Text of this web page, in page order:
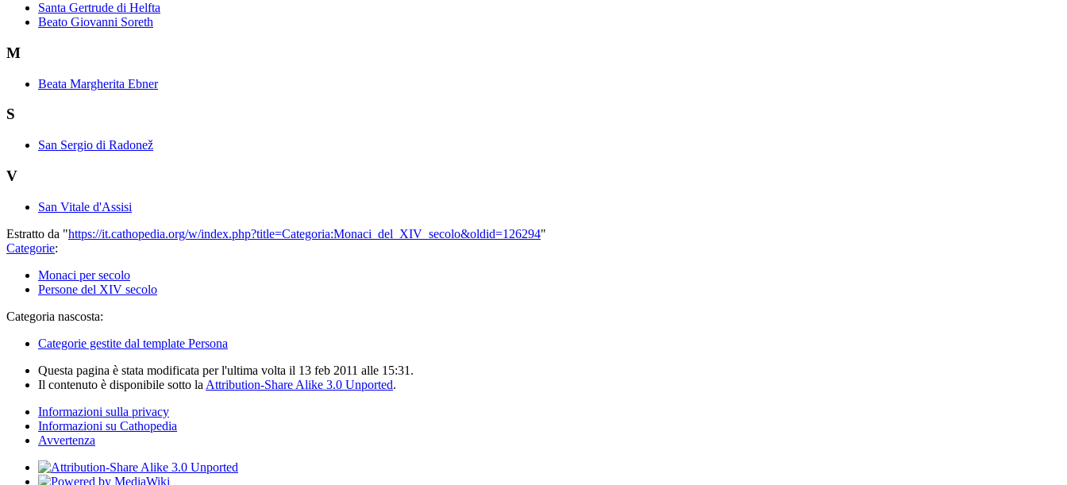
Santa Gertrude di Helfta
Beato Giovanni Soreth
M
Beata Margherita Ebner
S
San Sergio di Radonež
V
San Vitale d'Assisi
Estratto da "https://it.cathopedia.org/w/index.php?title=Categoria:Monaci_del_XIV_secolo&oldid=126294"
Categorie:
Monaci per secolo
Persone del XIV secolo
Categoria nascosta:
Categorie gestite dal template Persona
Questa pagina è stata modificata per l'ultima volta il 13 feb 2011 alle 15:31.
Il contenuto è disponibile sotto la Attribution-Share Alike 3.0 Unported.
Informazioni sulla privacy
Informazioni su Cathopedia
Avvertenza